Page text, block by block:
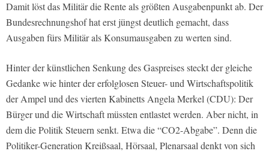
Damit löst das Militär die Rente als größten Ausgabenpunkt ab. Der
Bundesrechnungshof hat erst jüngst deutlich gemacht, dass
Ausgaben fürs Militär als Konsumausgaben zu werten sind.
Hinter der künstlichen Senkung des Gaspreises steckt der gleiche
Gedanke wie hinter der erfolglosen Steuer- und Wirtschaftspolitik
der Ampel und des vierten Kabinetts Angela Merkel (CDU): Der
Bürger und die Wirtschaft müssten entlastet werden. Aber nicht, in
dem die Politik Steuern senkt. Etwa die “CO2-Abgabe”. Denn die
Politiker-Generation Kreißsaal, Hörsaal, Plenarsaal denkt von sich